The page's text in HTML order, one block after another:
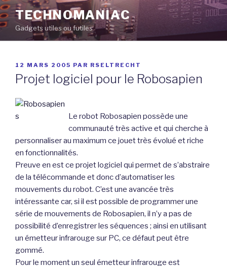
Aller
au
contenu
principal
TECHNOMANIAC
Gadgets utiles ou futiles
PUBLIÉ
LE
12 MARS 2005 PAR RSELTRECHT
Projet logiciel pour le Robosapien
Le robot Robosapien possède une
communauté très active et qui cherche à
personnaliser au maximum ce jouet très évolué et riche
en fonctionnalités.
Preuve en est ce projet logiciel qui permet de s’abstraire
de la télécommande et donc d’automatiser les
mouvements du robot. C’est une avancée très
intéressante car, si il est possible de programmer une
série de mouvements de Robosapien, il n’y a pas de
possibilité d’enregistrer les séquences ; ainsi en utilisant
un émetteur infrarouge sur PC, ce défaut peut être
gommé.
Pour le moment un seul émetteur infrarouge est